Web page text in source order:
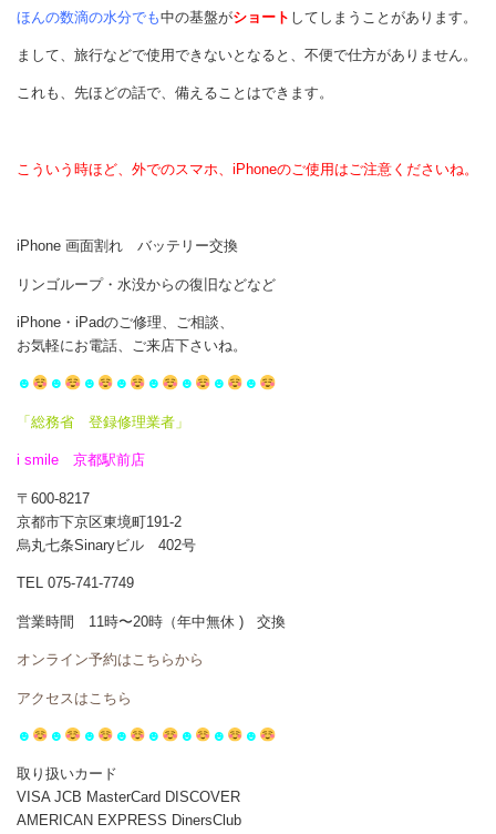
ほんの数滴の水分でも中の基盤がショート してしまうことがあります。
まして、旅行などで使用できないとなると、不便で仕方がありません。
これも、先ほどの話で、備えることはできます。
こういう時ほど、外でのスマホ、iPhoneのご使用はご注意くださいね。
iPhone 画面割れ バッテリー交換
リンゴループ・水没からの復旧などなど
iPhone・iPadのご修理、ご相談、
お気軽にお電話、ご来店下さいね。
☻ ☻ ☻ ☻ ☻ ☻ ☻ ☻
「総務省 登録修理業者」
i smile 京都駅前店
〒600-8217
京都市下京区東境町191-2
烏丸七条Sinaryビル 402号
TEL 075-741-7749
営業時間 11時〜20時（年中無休 ) 交換
オンライン予約はこちらから
アクセスはこちら
☻ ☻ ☻ ☻ ☻ ☻ ☻ ☻
取り扱いカード
VISA JCB MasterCard DISCOVER
AMERICAN EXPRESS DinersClub